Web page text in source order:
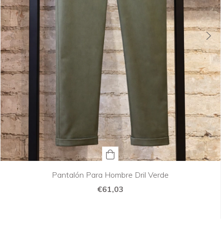
Pantalón Para Hombre Dril Verde
€61,03